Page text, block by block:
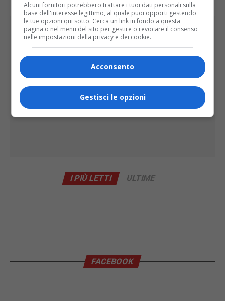
PUBBLICITÀ
I PIÙ LETTI ULTIME
FACEBOOK
Alcuni fornitori potrebbero trattare i tuoi dati personali sulla
base dell'interesse legittimo, al quale puoi opporti gestendo
le tue opzioni qui sotto. Cerca un link in fondo a questa
pagina o nel menu del sito per gestire o revocare il consenso
nelle impostazioni della privacy e dei cookie.
Acconsento
Gestisci le opzioni